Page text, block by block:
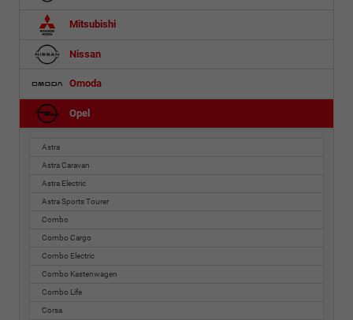
Mitsubishi
Nissan
Omoda
Opel
Astra
Astra Caravan
Astra Electric
Astra Sports Tourer
Combo
Combo Cargo
Combo Electric
Combo Kastenwagen
Combo Life
Corsa